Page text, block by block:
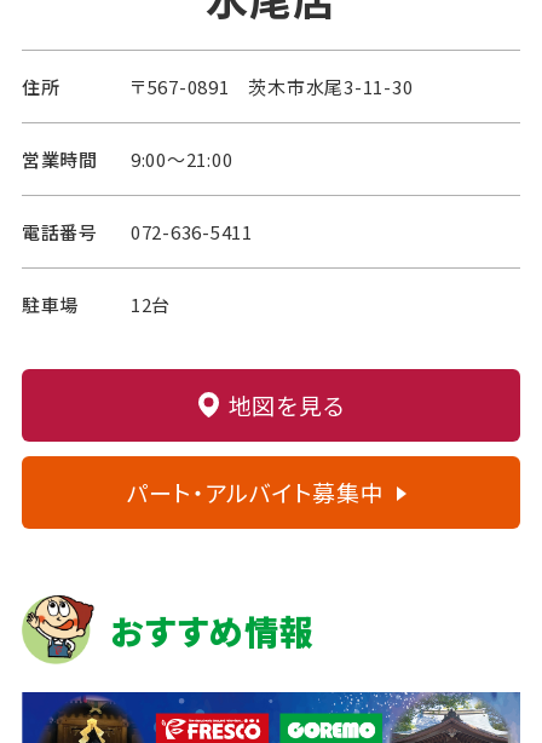
住所 〒567-0891 茨木市水尾3-11-30
営業時間 9:00～21:00
電話番号 072-636-5411
駐車場 12台
地図を見る
パート・アルバイト募集中
おすすめ情報